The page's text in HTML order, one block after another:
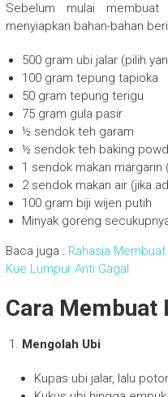
Sebelum mulai
menyiapkan bahan-bahan
500 gram ubi jalar (pilih
100 gram tepung tapioka
50 gram tepung terigu
75 gram gula pasir
½ sendok teh garam
½ sendok teh baking
1 sendok makan margarin
2 sendok makan air (jika
100 gram biji wijen putih
Minyak goreng
Baca juga : Rahasia
Kue Lumpur Anti Gagal
Cara Membuat
Mengolah Ubi
Kupas ubi jalar, lalu